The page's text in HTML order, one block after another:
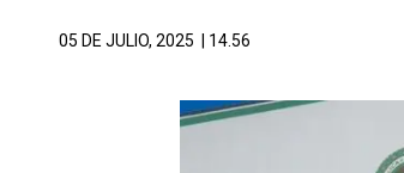
05 DE JULIO, 2025 | 14.56